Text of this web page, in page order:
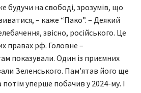
будучи на свободі, зрозумів, що
– каже “Пако”. – Деякий
звісно, російського. Це
правах рф. Головне –
показували. Один із приємних
Зеленського. Пам’ятав його ще
потім уперше побачив у 2024-му. І